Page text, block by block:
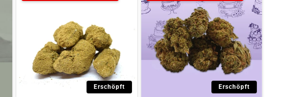
Erschöpft Erschöpft